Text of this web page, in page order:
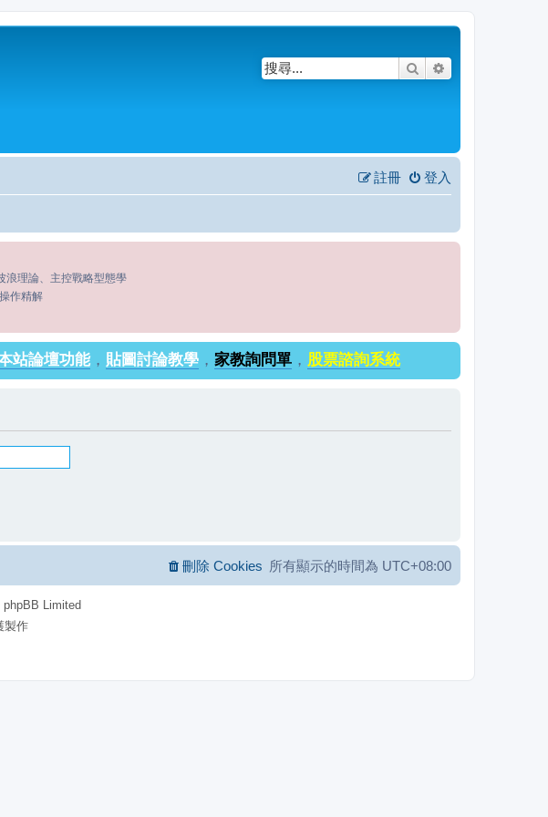
搜尋
登入
註冊
浪理論、主控戰略型態學
作精解
站論壇功能， 貼圖討論教學 ， 家教詢問單 ， 股票諮詢系統
所有顯示的時間為 UTC+08:00
刪除 Cookies
Limited
作